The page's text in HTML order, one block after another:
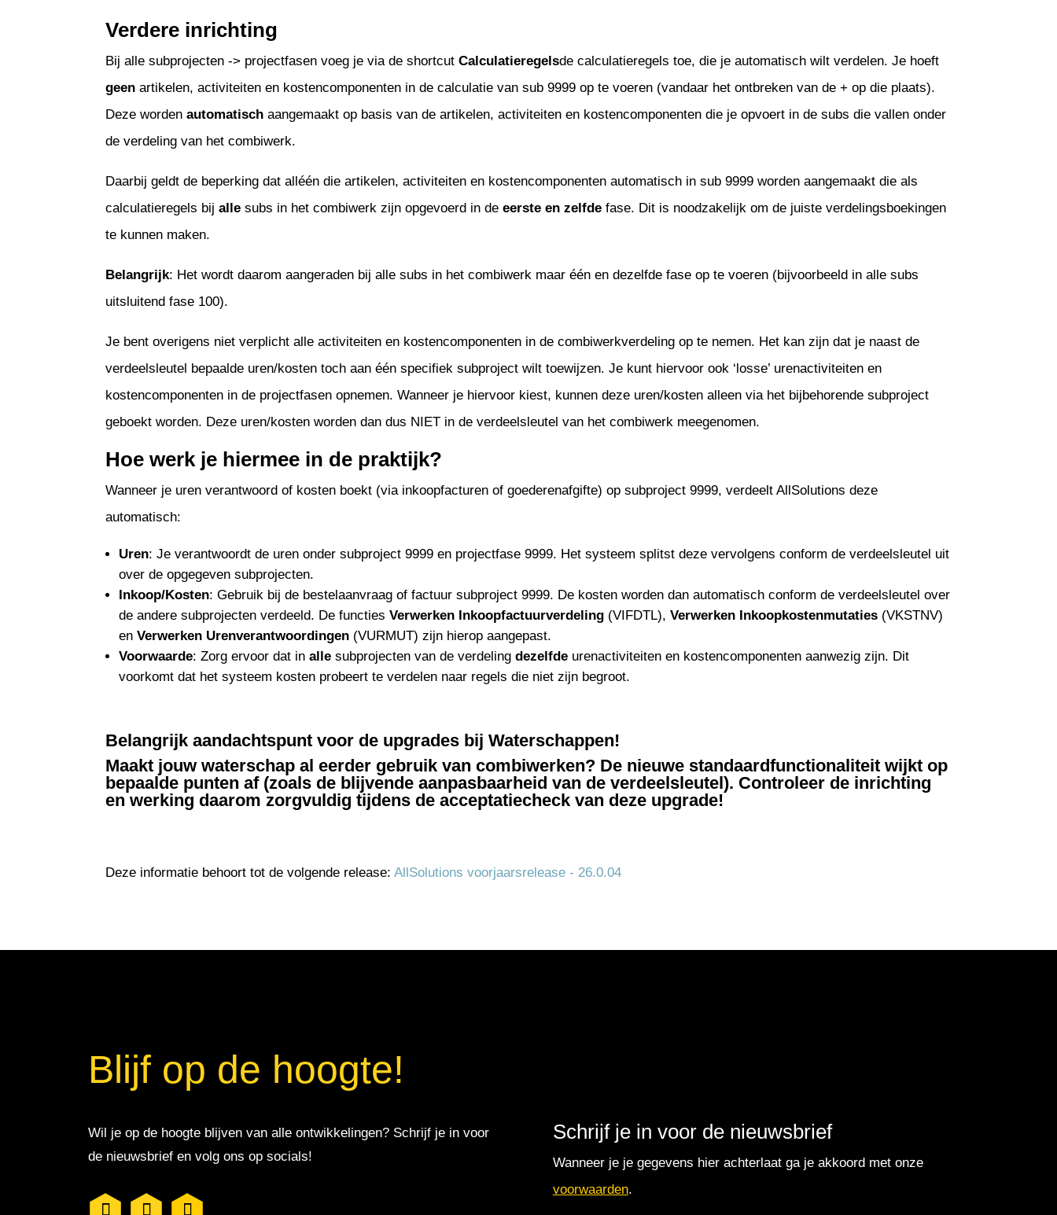
Verdere inrichting
Bij alle subprojecten -> projectfasen voeg je via de shortcutCalculatieregelsde calculatieregels toe, die je automatisch wilt verdelen. Je hoeft
geenartikelen, activiteiten en kostencomponenten in de calculatie van sub 9999 op te voeren (vandaar het ontbreken van de + op die plaats).
Deze wordenautomatisch aangemaakt op basis van de artikelen, activiteiten en kostencomponenten die je opvoert in de subs die vallen onder
de verdeling van het combiwerk.
Daarbij geldt de beperking dat alléén die artikelen, activiteiten en kostencomponenten automatisch in sub 9999 worden aangemaakt die als
calculatieregels bijalle subs in het combiwerk zijn opgevoerd in deeerste en zelfde fase. Dit is noodzakelijk om de juiste verdelingsboekingen
te kunnen maken.
Belangrijk: Het wordt daarom aangeraden bij alle subs in het combiwerk maar één en dezelfde fase op te voeren (bijvoorbeeld in alle subs
uitsluitend fase 100).
Je bent overigens niet verplicht alle activiteiten en kostencomponenten in de combiwerkverdeling op te nemen. Het kan zijn dat je naast de
verdeelsleutel bepaalde uren/kosten toch aan één specifiek subproject wilt toewijzen. Je kunt hiervoor ook ‘losse’ urenactiviteiten en
kostencomponenten in de projectfasen opnemen. Wanneer je hiervoor kiest, kunnen deze uren/kosten alleen via het bijbehorende subproject
geboekt worden. Deze uren/kosten worden dan dus NIET in de verdeelsleutel van het combiwerk meegenomen.
Hoe werk je hiermee in de praktijk?
Wanneer je uren verantwoord of kosten boekt (via inkoopfacturen of goederenafgifte) op subproject 9999, verdeelt AllSolutions deze
automatisch:
Uren: Je verantwoordt de uren onder subproject 9999 en projectfase 9999. Het systeem splitst deze vervolgens conform de verdeelsleutel uit
over de opgegeven subprojecten.
Inkoop/Kosten: Gebruik bij de bestelaanvraag of factuur subproject 9999. De kosten worden dan automatisch conform de verdeelsleutel over
de andere subprojecten verdeeld. De functiesVerwerken Inkoopfactuurverdeling (VIFDTL),Verwerken Inkoopkostenmutaties (VKSTNV)
enVerwerken Urenverantwoordingen (VURMUT) zijn hierop aangepast.
Voorwaarde: Zorg ervoor dat inalle subprojecten van de verdelingdezelfde urenactiviteiten en kostencomponenten aanwezig zijn. Dit
voorkomt dat het systeem kosten probeert te verdelen naar regels die niet zijn begroot.
Belangrijk aandachtspunt voor de upgrades bij Waterschappen!
Maakt jouw waterschap al eerder gebruik van combiwerken? De nieuwe standaardfunctionaliteit wijkt op
bepaalde punten af (zoals de blijvende aanpasbaarheid van de verdeelsleutel). Controleer de inrichting
en werking daarom zorgvuldig tijdens de acceptatiecheck van deze upgrade!
Deze informatie behoort tot de volgende release:AllSolutions voorjaarsrelease - 26.0.04
Blijf op de hoogte!
Wil je op de hoogte blijven van alle ontwikkelingen? Schrijf je in voor
de nieuwsbrief en volg ons op socials!
Schrijf je in voor de nieuwsbrief
Wanneer je je gegevens hier achterlaat ga je akkoord met onze
voorwaarden.